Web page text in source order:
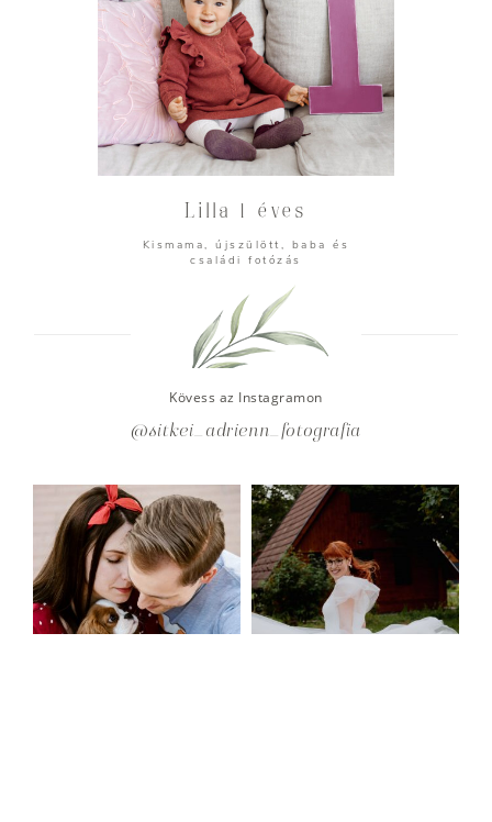
Lilla 1 éves
Kismama, újszülött, baba és
családi fotózás
Kövess az Instagramon
@sitkei_adrienn_fotografia